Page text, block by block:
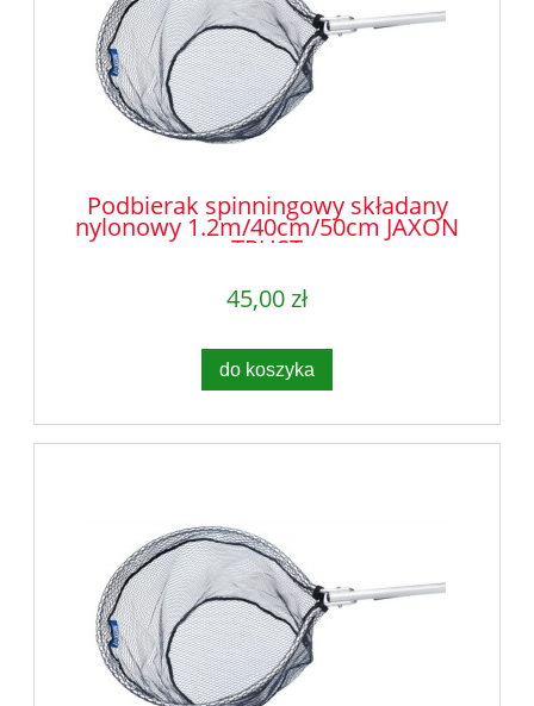
Podbierak spinningowy składany
nylonowy 1.2m/40cm/50cm JAXON
TRUST
45,00 zł
do koszyka